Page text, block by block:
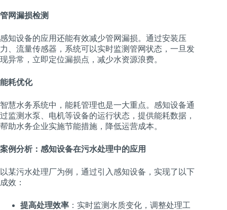
管网漏损检测
感知设备的应用还能有效减少管网漏损。通过安装压
力、流量传感器，系统可以实时监测管网状态，一旦发
现异常，立即定位漏损点，减少水资源浪费。
能耗优化
智慧水务系统中，能耗管理也是一大重点。感知设备通
过监测水泵、电机等设备的运行状态，提供能耗数据，
帮助水务企业实施节能措施，降低运营成本。
案例分析：感知设备在污水处理中的应用
以某污水处理厂为例，通过引入感知设备，实现了以下
成效：
提高处理效率 ：实时监测水质变化，调整处理工